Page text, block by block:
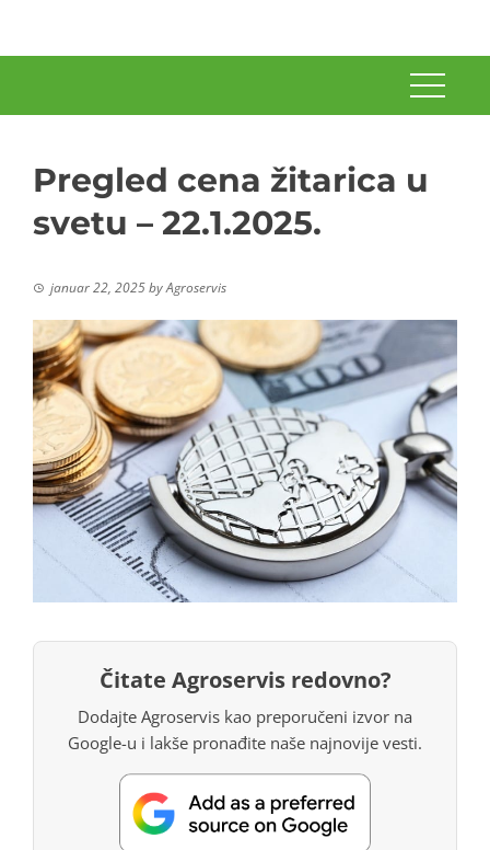
Pregled cena žitarica u
svetu – 22.1.2025.
januar 22, 2025byAgroservis
Čitate Agroservis redovno?
Dodajte Agroservis kao preporučeni izvor na
Google-u i lakše pronađite naše najnovije vesti.